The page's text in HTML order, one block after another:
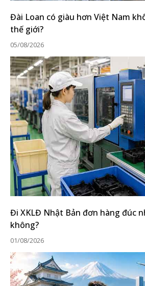
Đài Loan có giàu hơn Việt Nam
thế giới?
05/08/2026
Đi XKLĐ Nhật Bản đơn hàng đúc
không?
01/08/2026